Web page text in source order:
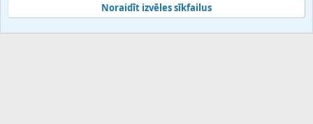
Community platform by XenForo® © 2010-2025 XenForo Ltd.
Noraidīt izvēles sīkfailus